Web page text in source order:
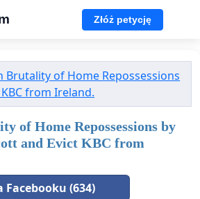
Złóż petycję
Brutality of Home Repossessions
from Ireland.
of Home Repossessions by
and Evict KBC from
Facebooku (634)